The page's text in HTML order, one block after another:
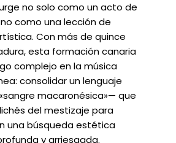
no solo como un acto de
como una lección de
Con más de quince
esta formación canaria
complejo en la música
consolidar un lenguaje
macaronésica»— que
del mestizaje para
una búsqueda estética
y arriesgada.